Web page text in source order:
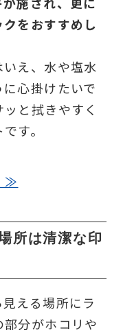
をおすすめし
え、水や塩水
心掛けたいで
と拭きやすく
す。
≫
所は清潔な印
える場所にラ
分がホコリや